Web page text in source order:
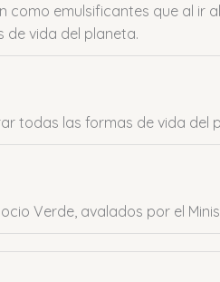
como emulsificantes que al
de vida del planeta.
todas las formas de vida del
Verde, avalados por el